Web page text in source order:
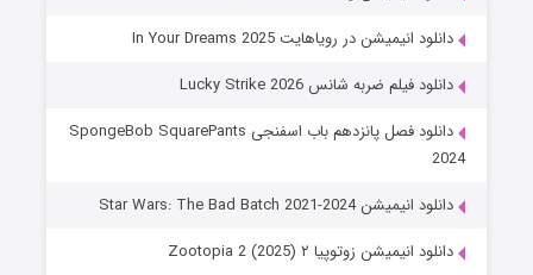
دانلود انیمیشن در رویاهایت In Your Dreams 2025
دانلود فیلم ضربه شانس Lucky Strike 2026
دانلود فصل پانزدهم باب اسفنجی SpongeBob SquarePants
2024
دانلود انیمیشن Star Wars: The Bad Batch 2021-2024
دانلود انیمیشن زوتوپیا ۲ Zootopia 2 (2025)